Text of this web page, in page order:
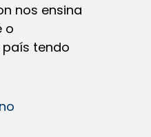
nos ensina
o
tendo